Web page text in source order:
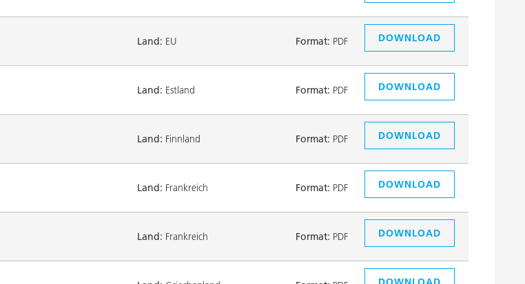
Land: EU Format: PDF DOWNLOAD
Land: Estland Format: PDF DOWNLOAD
Land: Finnland Format: PDF DOWNLOAD
Land: Frankreich Format: PDF DOWNLOAD
Land: Frankreich Format: PDF DOWNLOAD